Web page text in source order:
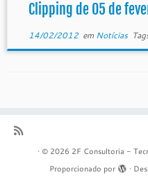
Clipping de 05 de
14/02/2012em Notícias
· © 2026 2F Consultoria -
Proporcionado por
·